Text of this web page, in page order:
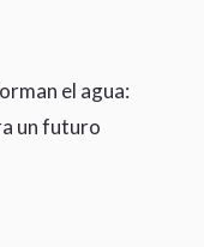
el agua:
un futuro